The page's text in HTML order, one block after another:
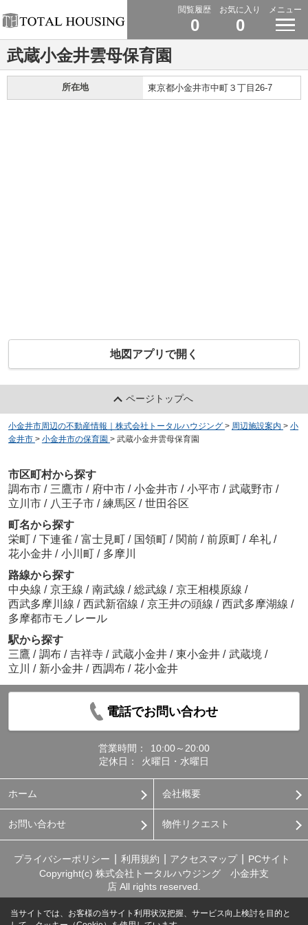
閲覧履歴
0
お気に入り
0
メニュー
武蔵小金井雲母保育園
所在地 東京都小金井市中町３丁目26-7
地図アプリで開く
ページトップへ
小金井市周辺の不動産情報｜株式会社トータルハウジング > 周辺施設案内 > 小
金井市 > 小金井市の保育園 > 武蔵小金井雲母保育園
市区町村から探す
調布市 / 三鷹市 / 府中市 / 小金井市 / 小平市 / 武蔵野市 /
立川市 / 八王子市 / 練馬区 / 世田谷区
町名から探す
栄町 / 下連雀 / 富士見町 / 国領町 / 関前 / 前原町 / 牟礼 /
花小金井 / 小川町 / 多摩川
路線から探す
中央線 / 京王線 / 南武線 / 総武線 / 京王相模原線 /
西武多摩川線 / 西武新宿線 / 京王井の頭線 / 西武多摩湖線 /
多摩都市モノレール
駅から探す
三鷹 / 調布 / 吉祥寺 / 武蔵小金井 / 東小金井 / 武蔵境 /
立川
/ 新小金井 / 西調布 / 花小金井
電話でお問い合わせ
営業時間：
10:00～20:00
定休日：
火曜日・水曜日
ホーム 会社概要
お問い合わせ 物件リクエスト
プライバシーポリシー 利用規約 アクセスマップ
PCサイト
Copyright(c) 株式会社トータルハウジング 小金井支
店 All rights reserved.
当サイトでは、お客様の当サイト利用状況把握、サービス向上検討を目的と